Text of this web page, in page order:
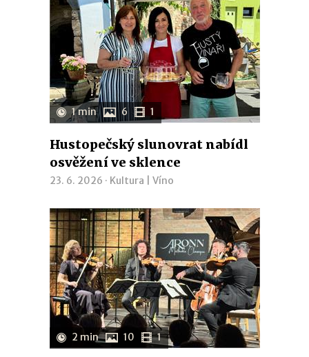
1 min 6 1
Hustopečský slunovrat nabídl
osvěžení ve sklence
23. 6. 2026 · Kultura Víno
2 min 10 1